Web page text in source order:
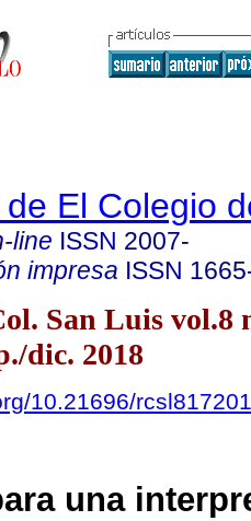
El Colegio
line ISSN 2007-
impresa ISSN
San Luis vol.8
dic. 2018
10.21696/
una